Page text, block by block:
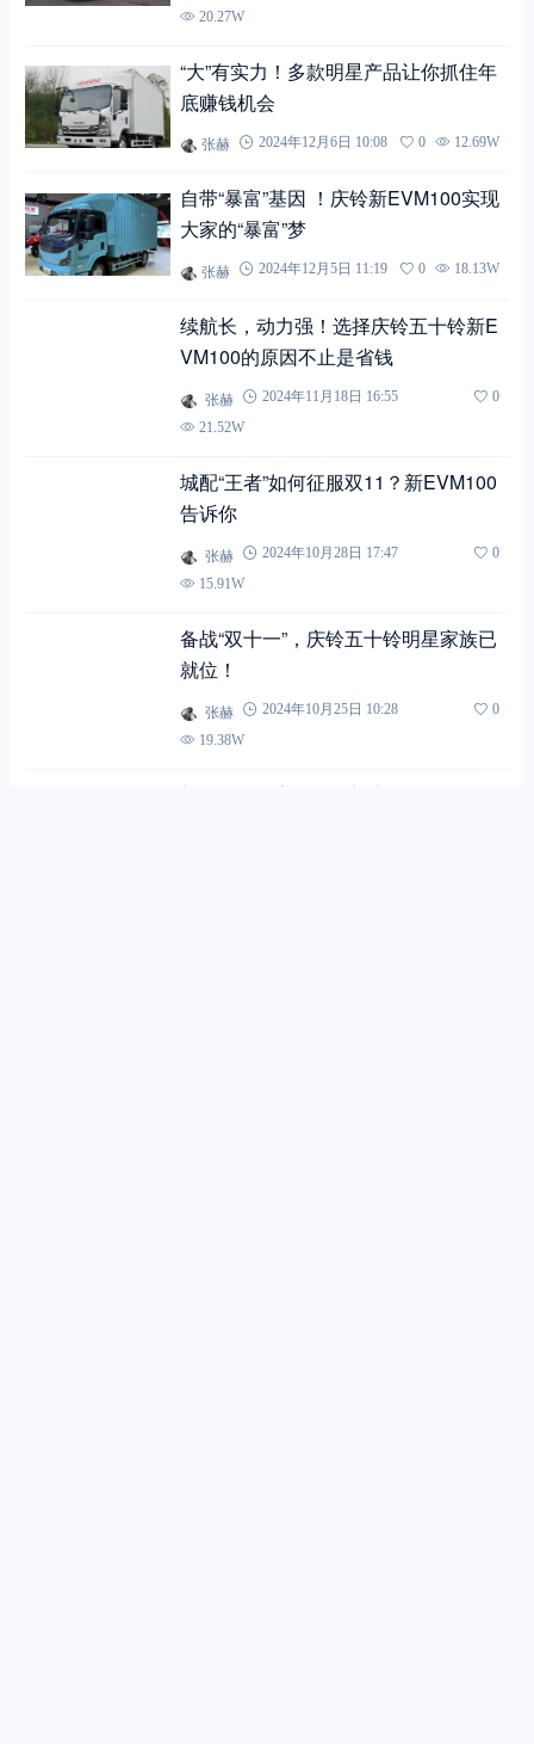
20.27W
“大”有实力！多款明星产品让你抓住年
底赚钱机会
张赫 2024年12月6日 10:08 0 12.69W
自带“暴富”基因 ！庆铃新EVM100实现
大家的“暴富”梦
张赫 2024年12月5日 11:19 0 18.13W
续航长，动力强！选择庆铃五十铃新E
VM100的原因不止是省钱
张赫 2024年11月18日 16:55
0
21.52W
城配“王者”如何征服双11？新EVM100
告诉你
张赫 2024年10月28日 17:47
0
15.91W
备战“双十一”，庆铃五十铃明星家族已
就位！
张赫 2024年10月25日 10:28
0
19.38W
新EVM100告诉运输新生代：好开的